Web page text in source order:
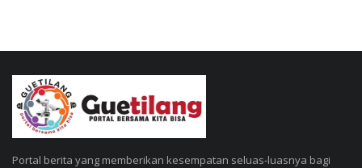
Portal berita yang memberikan kesempatan seluas-luasnya bagi